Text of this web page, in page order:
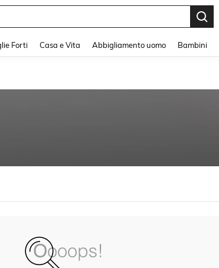
Forti Casa e Vita Abbigliamento uomo Bambini